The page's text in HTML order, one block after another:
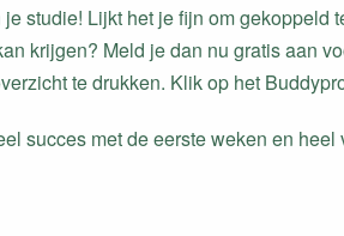
studie! Lijkt het je fijn om gekoppeld
krijgen? Meld je dan nu gratis aan
te drukken. Klik op het
succes met de eerste weken en